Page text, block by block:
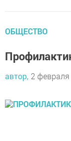
ОБЩЕСТВО
автор, 2